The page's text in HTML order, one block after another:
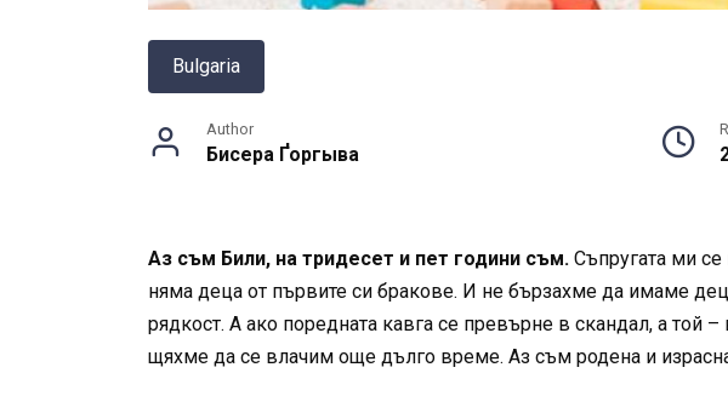
Bulgaria
Author
Бисера Ґоргыва
Аз съм Били, на тридесет и пет години съм. Съпругата ми се
няма деца от първите си бракове. И не бързахме да имаме
рядкост. А ако поредната кавга се превърне в скандал, а
щяхме да се влачим още дълго време. Аз съм родена и